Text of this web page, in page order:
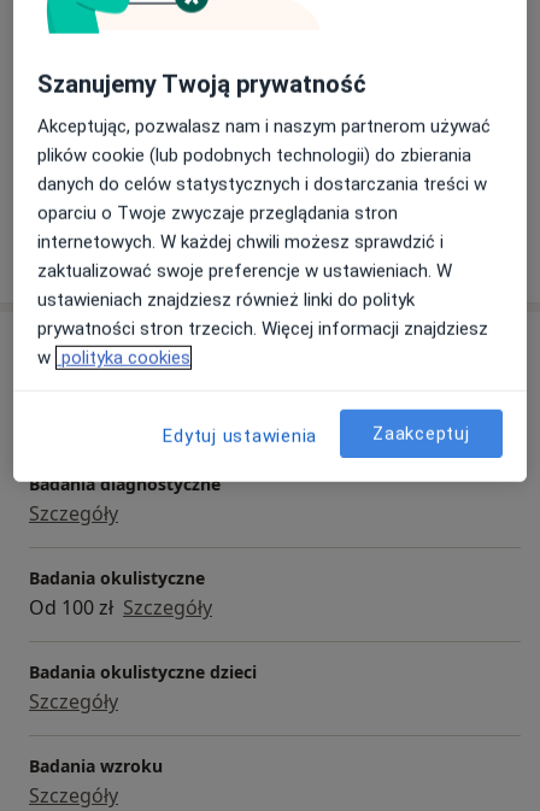
Zobacz galerię (9)
Pokaż więcejo doświadczeniu
Usługi i ceny
Badania diagnostyczne
Szczegóły
Badania okulistyczne
Od 100 zł Szczegóły
Badania okulistyczne dzieci
Szczegóły
Badania wzroku
Szczegóły
Szanujemy Twoją prywatność
Akceptując, pozwalasz nam i naszym partnerom używać
plików cookie (lub podobnych technologii) do zbierania
danych do celów statystycznych i dostarczania treści w
oparciu o Twoje zwyczaje przeglądania stron
internetowych. W każdej chwili możesz sprawdzić i
zaktualizować swoje preferencje w ustawieniach. W
ustawieniach znajdziesz również linki do polityk
prywatności stron trzecich. Więcej informacji znajdziesz
w polityka cookies
Edytuj ustawienia Zaakceptuj